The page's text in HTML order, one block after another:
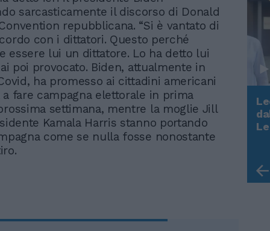
sarcasticamente il discorso di Donald
repubblicana. “Si è vantato di
con i dittatori. Questo perché
essere lui un dittatore. Lo ha detto lui
poi provocato. Biden, attualmente in
ha promesso ai cittadini americani
fare campagna elettorale in prima
settimana, mentre la moglie Jill
Kamala Harris stanno portando
come se nulla fosse nonostante
Rudy Giuliani a Come States?
Trump, Meloni e la strategia